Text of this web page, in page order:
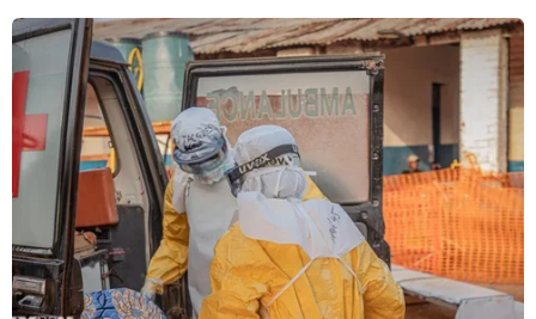
Động vật chết khô do hạn hán bên bờ sông Umfolozi ở quận
Nongoma, phía tây bắc Durban (Nam Phi) ngày 9/11/2015.
(Nguồn: AFP/TTXVN)
Mỗi năm, thiên tai đã đẩy ít nhất 26 triệu người
rơi vào cảnh đói nghèo, khiến tiêu dùng giảm
khoảng 520 tỷ USD.